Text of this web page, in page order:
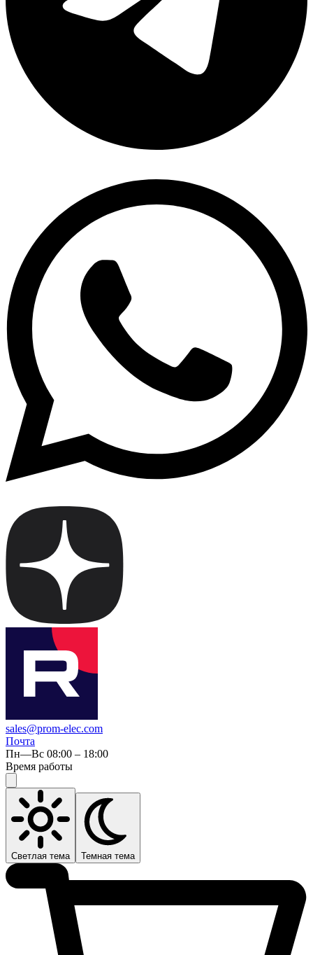
sales@prom-elec.com
Почта
Пн—Вс 08:00 – 18:00
Время работы
Светлая тема Темная тема